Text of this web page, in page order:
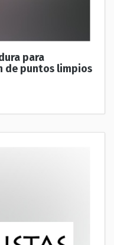
para
de puntos limpios